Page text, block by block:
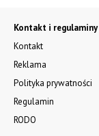
Kontakt i regulaminy
Kontakt
Reklama
Polityka prywatności
Regulamin
RODO